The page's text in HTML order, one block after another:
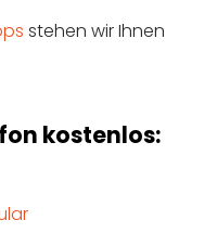
stehen wir Ihnen
kostenlos: